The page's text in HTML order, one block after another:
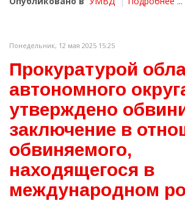
Понедельник, 12 мая 2025 15:25
Прокуратурой
автономного
утверждено
заключение в
обвиняемого,
находящегося в
международном